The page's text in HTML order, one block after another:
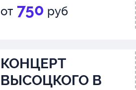
от 750 руб
КОНЦЕРТ
ВЫСОЦКОГО В